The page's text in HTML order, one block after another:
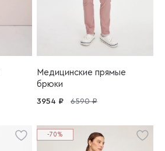
Медицинские прямые
брюки
3954 ₽ 6590 ₽
-70%